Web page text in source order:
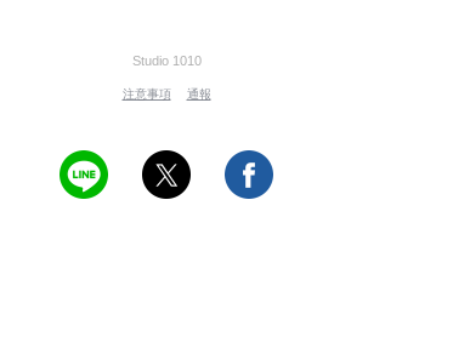
Studio 1010
注意事項 通報